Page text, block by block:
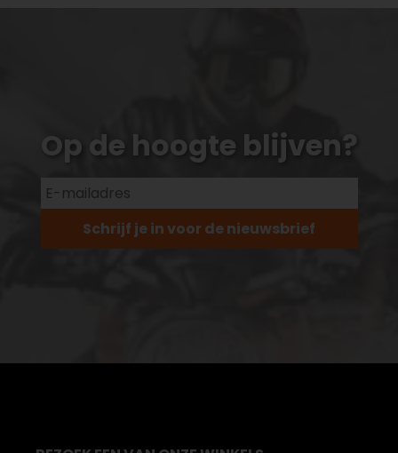
Op de hoogte blijven?
Schrijf je in voor de nieuwsbrief